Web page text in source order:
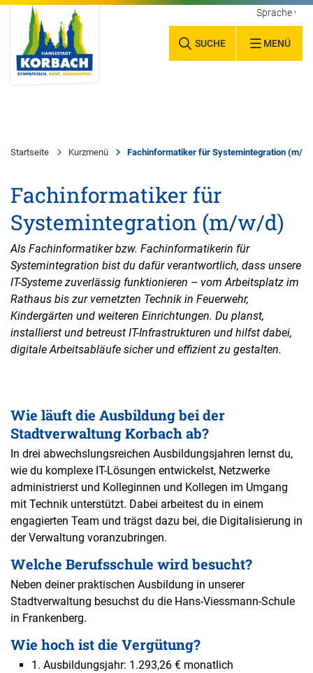
SUCHE MENÜ
Sprache
Startseite Kurzmenü Fachinformatiker für Systemintegration (m/
Fachinformatiker für
Systemintegration (m/w/d)
Als Fachinformatiker bzw. Fachinformatikerin für
Systemintegration bist du dafür verantwortlich, dass unsere
IT-Systeme zuverlässig funktionieren – vom Arbeitsplatz im
Rathaus bis zur vernetzten Technik in Feuerwehr,
Kindergärten und weiteren Einrichtungen. Du planst,
installierst und betreust IT-Infrastrukturen und hilfst dabei,
digitale Arbeitsabläufe sicher und effizient zu gestalten.
Wie läuft die Ausbildung bei der
Stadtverwaltung Korbach ab?
In drei abwechslungsreichen Ausbildungsjahren lernst du,
wie du komplexe IT-Lösungen entwickelst, Netzwerke
administrierst und Kolleginnen und Kollegen im Umgang
mit Technik unterstützt. Dabei arbeitest du in einem
engagierten Team und trägst dazu bei, die Digitalisierung in
der Verwaltung voranzubringen.
Welche Berufsschule wird besucht?
Neben deiner praktischen Ausbildung in unserer
Stadtverwaltung besuchst du die Hans-Viessmann-Schule
in Frankenberg.
Wie hoch ist die Vergütung?
1. Ausbildungsjahr: 1.293,26 € monatlich